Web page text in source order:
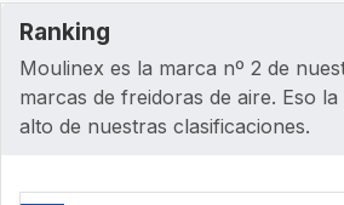
Ranking
Moulinex es la marca nº 2 de
marcas de freidoras de aire. Eso
alto de nuestras clasificaciones.